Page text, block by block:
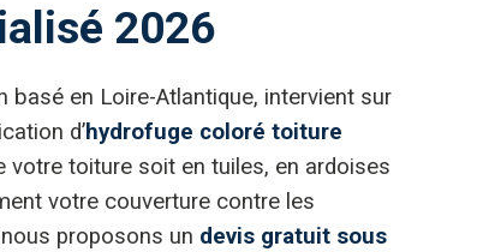
2026
basé en Loire-Atlantique, intervient sur
d’hydrofuge coloré toiture
votre toiture soit en tuiles, en ardoises
votre couverture contre les
proposons un devis gratuit sous